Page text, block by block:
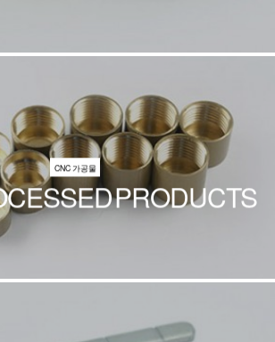
CNC 가공물
PRODUCTS